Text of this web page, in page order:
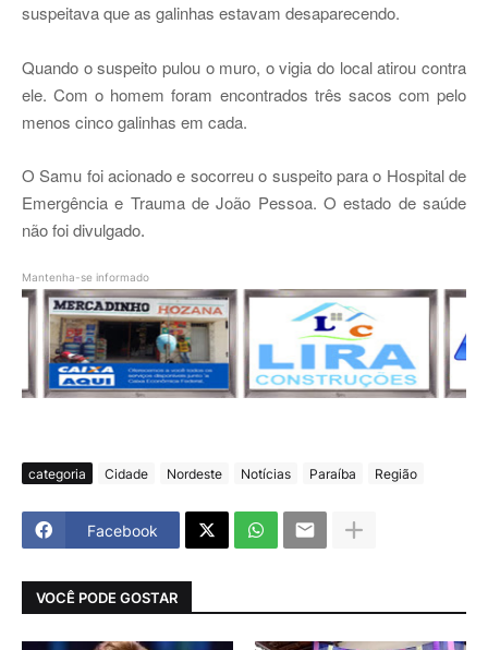
suspeitava que as galinhas estavam desaparecendo.
Quando o suspeito pulou o muro, o vigia do local atirou contra
ele. Com o homem foram encontrados três sacos com pelo
menos cinco galinhas em cada.
O Samu foi acionado e socorreu o suspeito para o Hospital de
Emergência e Trauma de João Pessoa. O estado de saúde
não foi divulgado.
Mantenha-se informado
categoria Cidade Nordeste Notícias Paraíba Região
Facebook
VOCÊ PODE GOSTAR